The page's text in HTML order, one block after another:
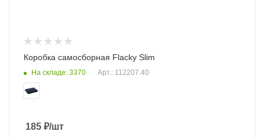
Коробка самосборная Flacky Slim
На складе: 3370 Арт.: 112207.40
185 ₽/шт